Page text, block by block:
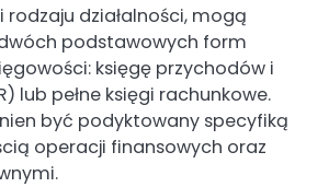
rodzaju działalności, mogą
podstawowych form
księgę przychodów i
lub pełne księgi rachunkowe.
być podyktowany specyfiką
operacji finansowych oraz